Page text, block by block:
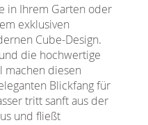
in Ihrem Garten oder
exklusiven
Cube-Design.
die hochwertige
machen diesen
Blickfang für
tritt sanft aus der
und fließt